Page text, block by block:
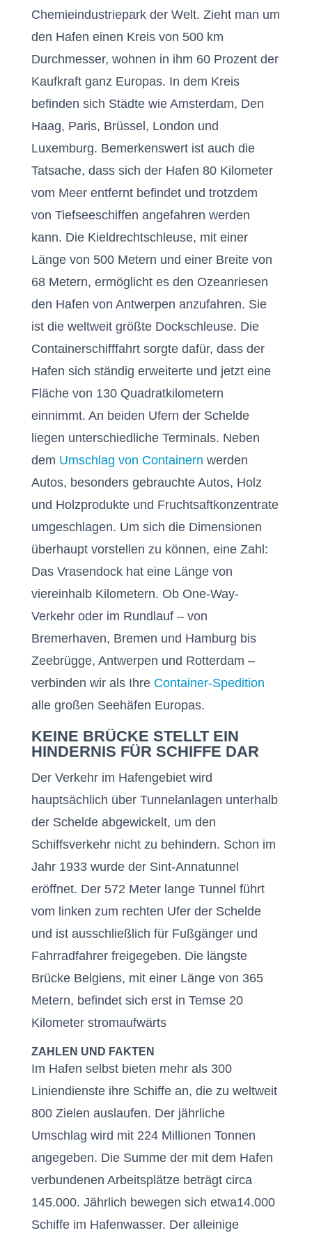
Chemieindustriepark der Welt. Zieht man um
den Hafen einen Kreis von 500 km
Durchmesser, wohnen in ihm 60 Prozent der
Kaufkraft ganz Europas. In dem Kreis
befinden sich Städte wie Amsterdam, Den
Haag, Paris, Brüssel, London und
Luxemburg. Bemerkenswert ist auch die
Tatsache, dass sich der Hafen 80 Kilometer
vom Meer entfernt befindet und trotzdem
von Tiefseeschiffen angefahren werden
kann. Die Kieldrechtschleuse, mit einer
Länge von 500 Metern und einer Breite von
68 Metern, ermöglicht es den Ozeanriesen
den Hafen von Antwerpen anzufahren. Sie
ist die weltweit größte Dockschleuse. Die
Containerschifffahrt sorgte dafür, dass der
Hafen sich ständig erweiterte und jetzt eine
Fläche von 130 Quadratkilometern
einnimmt. An beiden Ufern der Schelde
liegen unterschiedliche Terminals. Neben
dem Umschlag von Containern werden
Autos, besonders gebrauchte Autos, Holz
und Holzprodukte und Fruchtsaftkonzentrate
umgeschlagen. Um sich die Dimensionen
überhaupt vorstellen zu können, eine Zahl:
Das Vrasendock hat eine Länge von
viereinhalb Kilometern. Ob One-Way-
Verkehr oder im Rundlauf – von
Bremerhaven, Bremen und Hamburg bis
Zeebrügge, Antwerpen und Rotterdam –
verbinden wir als Ihre Container-Spedition
alle großen Seehäfen Europas.
KEINE BRÜCKE STELLT EIN
HINDERNIS FÜR SCHIFFE DAR
Der Verkehr im Hafengebiet wird
hauptsächlich über Tunnelanlagen unterhalb
der Schelde abgewickelt, um den
Schiffsverkehr nicht zu behindern. Schon im
Jahr 1933 wurde der Sint-Annatunnel
eröffnet. Der 572 Meter lange Tunnel führt
vom linken zum rechten Ufer der Schelde
und ist ausschließlich für Fußgänger und
Fahrradfahrer freigegeben. Die längste
Brücke Belgiens, mit einer Länge von 365
Metern, befindet sich erst in Temse 20
Kilometer stromaufwärts
ZAHLEN UND FAKTEN
Im Hafen selbst bieten mehr als 300
Liniendienste ihre Schiffe an, die zu weltweit
800 Zielen auslaufen. Der jährliche
Umschlag wird mit 224 Millionen Tonnen
angegeben. Die Summe der mit dem Hafen
verbundenen Arbeitsplätze beträgt circa
145.000. Jährlich bewegen sich etwa14.000
Schiffe im Hafenwasser. Der alleinige